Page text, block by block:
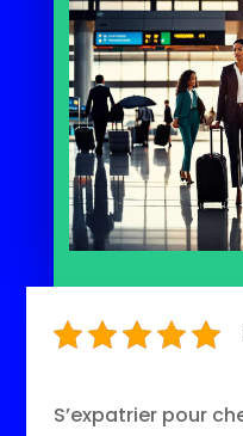
S’expatrier pour